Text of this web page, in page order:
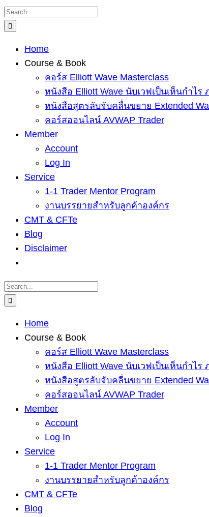
Skip
to
Search
for:
Home
Course & Book
คอร์ส Elliott Wave Masterclass
หนังสือ Elliott Wave นับเวฟเป็นเห็นกำไร
หนังสือสูตรลับจับคลื่นขยาย Extended
คอร์สออนไลน์ AVWAP Trader
Member
Account
Log In
Service
1-1 Trader Mentor Program
งานบรรยายสำหรับลูกค้าองค์กร
CMT & CFTe
Blog
Disclaimer
Search
for:
Home
Course & Book
คอร์ส Elliott Wave Masterclass
หนังสือ Elliott Wave นับเวฟเป็นเห็นกำไร
หนังสือสูตรลับจับคลื่นขยาย Extended
คอร์สออนไลน์ AVWAP Trader
Member
Account
Log In
Service
1-1 Trader Mentor Program
งานบรรยายสำหรับลูกค้าองค์กร
CMT & CFTe
Blog